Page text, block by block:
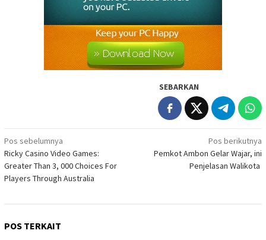
SEBARKAN
Navigasi
pos
Pos sebelumnya
Ricky Casino Video Games:
Greater Than 3, 000 Choices For
Players Through Australia
Pos berikutnya
Pemkot Ambon Gelar Wajar, ini
Penjelasan Walikota
POS TERKAIT